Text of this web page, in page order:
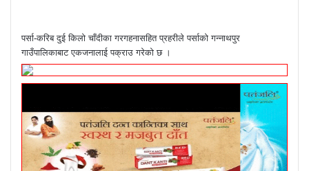
पर्सा-करिब दुई किलो चाँदीका गरगहनासहित प्रहरीले पर्साको गन्नाथपुर
गाउँपालिकाबाट एकजनालाई पक्राउ गरेको छ ।